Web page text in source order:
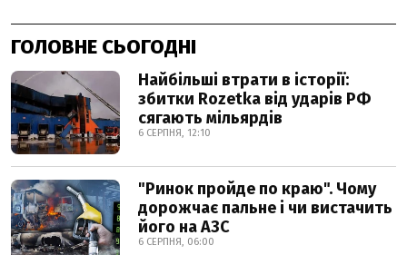
ГОЛОВНЕ СЬОГОДНІ
Найбільші втрати в історії:
збитки Rozetka від ударів РФ
сягають мільярдів
6 СЕРПНЯ, 12:10
"Ринок пройде по краю". Чому
дорожчає пальне і чи вистачить
його на АЗС
6 СЕРПНЯ, 06:00